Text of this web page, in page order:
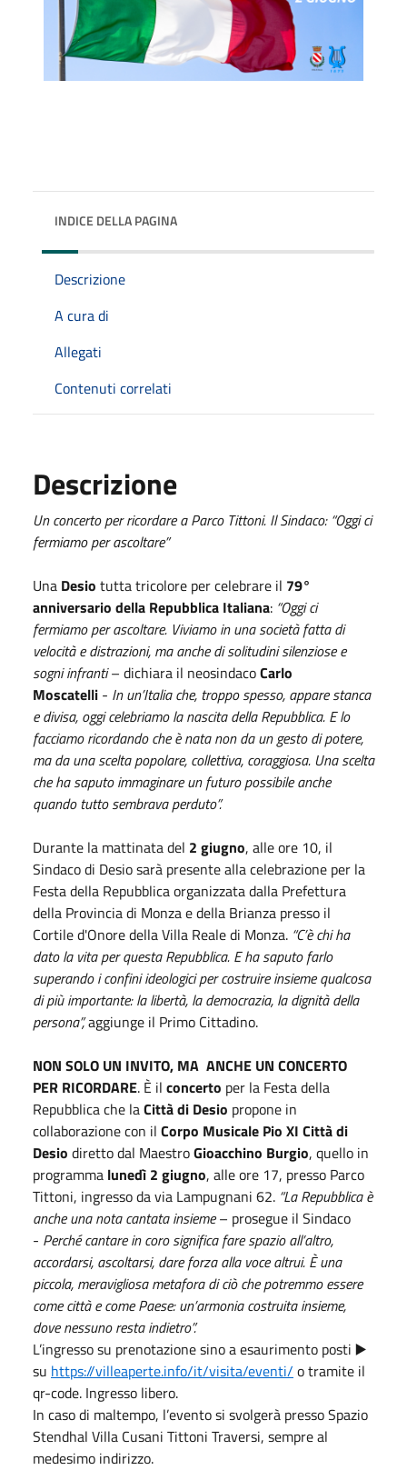
INDICE DELLA PAGINA
Descrizione
A cura di
Allegati
Contenuti correlati
Descrizione
Un concerto per ricordare a Parco Tittoni. Il Sindaco: “Oggi ci
fermiamo per ascoltare”
Una Desio tutta tricolore per celebrare il 79°
anniversario della Repubblica Italiana: “Oggi ci
fermiamo per ascoltare. Viviamo in una società fatta di
velocità e distrazioni, ma anche di solitudini silenziose e
sogni infranti– dichiara il neosindacoCarlo
Moscatelli - In un’Italia che, troppo spesso, appare stanca
e divisa, oggi celebriamo la nascita della Repubblica. E lo
facciamo ricordando che è nata non da un gesto di potere,
ma da una scelta popolare, collettiva, coraggiosa. Una scelta
che ha saputo immaginare un futuro possibile anche
quando tutto sembrava perduto”.
Durante la mattinata del 2 giugno, alle ore 10, il
Sindaco di Desio sarà presente alla celebrazione per la
Festa della Repubblica organizzata dalla Prefettura
della Provincia di Monza e della Brianza presso il
Cortile d'Onore della Villa Reale di Monza. “C’è chi ha
dato la vita per questa Repubblica. E ha saputo farlo
superando i confini ideologici per costruire insieme qualcosa
di più importante: la libertà, la democrazia, la dignità della
persona”,aggiunge il Primo Cittadino.
NON SOLO UN INVITO, MA ANCHE UN CONCERTO
PER RICORDARE. È il concerto per la Festa della
Repubblica che laCittà di Desio propone in
collaborazione con il Corpo Musicale Pio XI Città di
Desio diretto dal MaestroGioacchino Burgio, quello in
programma lunedì 2 giugno, alle ore 17, presso Parco
Tittoni, ingresso da via Lampugnani 62. “La Repubblica è
anche una nota cantata insieme– prosegue il Sindaco
- Perché cantare in coro significa fare spazio all’altro,
accordarsi, ascoltarsi, dare forza alla voce altrui. È una
piccola, meravigliosa metafora di ciò che potremmo essere
come città e come Paese: un’armonia costruita insieme,
dove nessuno resta indietro”.
L’ingresso su prenotazione sino a esaurimento posti ▶️
su https://villeaperte.info/it/visita/eventi/ o tramite il
qr-code. Ingresso libero.
In caso di maltempo, l’evento si svolgerà presso Spazio
Stendhal Villa Cusani Tittoni Traversi, sempre al
medesimo indirizzo.